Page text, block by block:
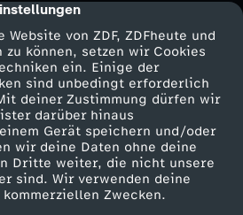
von ZDF, ZDFheute und
können, setzen wir Cookies
ein. Einige der
sind unbedingt erforderlich
deiner Zustimmung dürfen wir
darüber hinaus
Gerät speichern und/oder
wir deine Daten ohne deine
Dritte weiter, die nicht unsere
sind. Wir verwenden deine
Zwecken.
Service
ZDFmitreden
Kontakt zum ZDF
Tickets